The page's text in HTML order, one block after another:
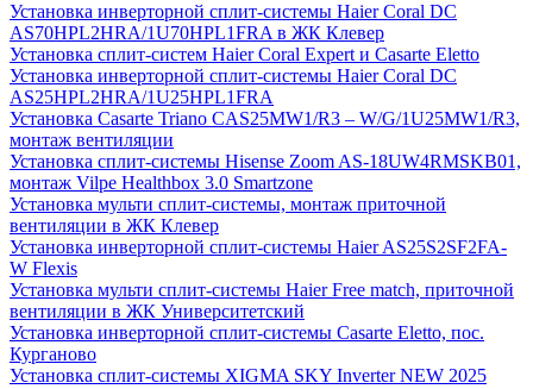
Установка инверторной сплит-системы Haier Coral DC
AS70HPL2HRA/1U70HPL1FRA в ЖК Клевер
Установка сплит-систем Haier Coral Expert и Casarte Eletto
Установка инверторной сплит-системы Haier Coral DC
AS25HPL2HRA/1U25HPL1FRA
Установка Casarte Triano CAS25MW1/R3 – W/G/1U25MW1/R3,
монтаж вентиляции
Установка сплит-системы Hisense Zoom AS-18UW4RMSKB01,
монтаж Vilpe Healthbox 3.0 Smartzone
Установка мульти сплит-системы, монтаж приточной
вентиляции в ЖК Клевер
Установка инверторной сплит-системы Haier AS25S2SF2FA-
W Flexis
Установка мульти сплит-системы Haier Free match, приточной
вентиляции в ЖК Университетский
Установка инверторной сплит-системы Casarte Eletto, пос.
Курганово
Установка сплит-системы XIGMA SKY Inverter NEW 2025